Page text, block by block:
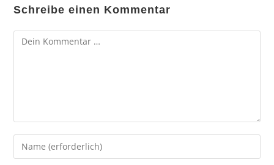
Schreibe einen Kommentar
Kommentar
Gib
deinen